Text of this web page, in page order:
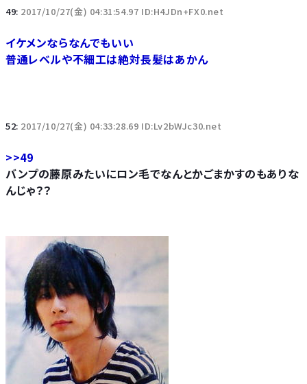
49: 2017/10/27(金) 04:31:54.97 ID:H4JDn+FX0.net
イケメンならなんでもいい
普通レベルや不細工は絶対長髪はあかん
52: 2017/10/27(金) 04:33:28.69 ID:Lv2bWJc30.net
>>49
バンプの藤原みたいにロン毛でなんとかごまかすのもありな
んじゃ？？